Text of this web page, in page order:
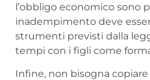
l’obbligo economico sono
inadempimento deve
strumenti previsti dalla
tempi con i figli come
Infine, non bisogna